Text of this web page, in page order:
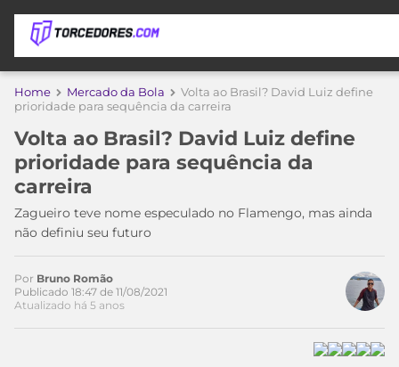
APOSTAS
DE
APOSTA
MELHORES
SITES
DE
APOSTAS
2026
COPA
DO
MUNDO
TIMES
MEU
TIME
CAMPEONATOS
Home Mercado da Bola
Volta ao Brasil? David Luiz define
prioridade para sequência da carreira
Volta ao Brasil? David Luiz define
prioridade para sequência da
carreira
Zagueiro teve nome especulado no Flamengo, mas ainda
não definiu seu futuro
Por Bruno Romão
Publicado 18:47 de 11/08/2021
Atualizado há 5 anos